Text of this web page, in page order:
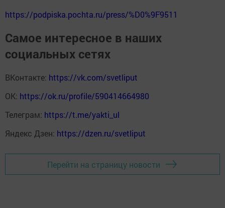
https://podpiska.pochta.ru/press/%D0%9F9511
Самое интересное в наших
социальных сетях
ВКонтакте: https://vk.com/svetliput
ОК: https://ok.ru/profile/590414664980
Телеграм: https://t.me/yakti_ul
Яндекс Дзен: https://dzen.ru/svetliput
Перейти на страницу новости